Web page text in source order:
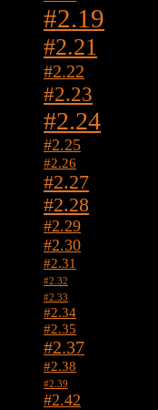
#2.19
#2.21
#2.22
#2.23
#2.24
#2.25
#2.26
#2.27
#2.28
#2.29
#2.30
#2.31
#2.32
#2.33
#2.34
#2.35
#2.37
#2.38
#2.39
#2.42